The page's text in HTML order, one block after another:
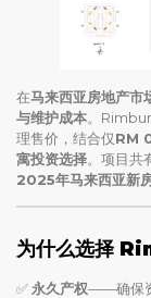
在马来西亚房地产
与维护成本。
理售价，结合仅RM
寓投资选择。项目共
2025年马来西亚新
为什么选择
✅永久产权——确保